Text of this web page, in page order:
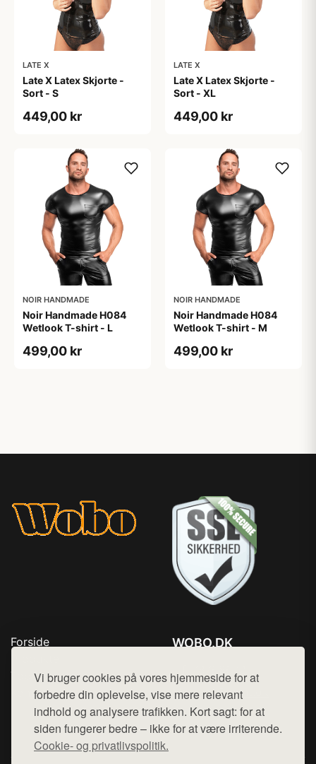
Vi bruger cookies på vores hjemmeside for at
forbedre din oplevelse, vise mere relevant
indhold og analysere trafikken. Kort sagt: for at
siden fungerer bedre – ikke for at være irriterende.
Cookie- og privatlivspolitik.
LATE X
Late X Latex Skjorte -
Sort - S
449,00 kr
LATE X
Late X Latex Skjorte -
Sort - XL
449,00 kr
NOIR HANDMADE
Noir Handmade H084
Wetlook T-shirt - L
499,00 kr
NOIR HANDMADE
Noir Handmade H084
Wetlook T-shirt - M
499,00 kr
Forside
Top Rabatter
Kontakt
WOBO.DK
Mail: hej@want.dk
Cookie- og privatlivspolitik